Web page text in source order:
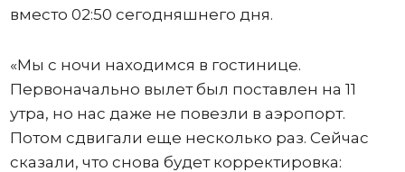
вместо 02:50 сегодняшнего дня.
«Мы с ночи находимся в гостинице.
Первоначально вылет был поставлен на 11
утра, но нас даже не повезли в аэропорт.
Потом сдвигали еще несколько раз. Сейчас
сказали, что снова будет корректировка: